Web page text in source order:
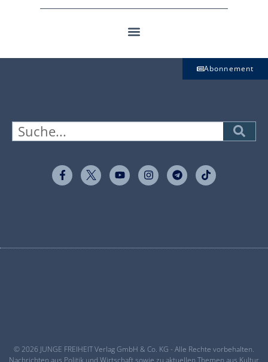
Abonnement
© 2026 JUNGE FREIHEIT Verlag GmbH & Co. KG - Alle Rechte vorbehalten.